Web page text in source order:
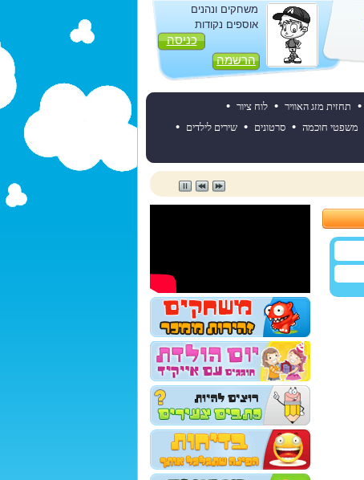
משחקים ונהנים
אוספים נקודות
כניסה
הרשמה
• תחזית מזג האוויר • לוח ציור •
משפטי חוכמה • סרטונים • שירים לילדים •